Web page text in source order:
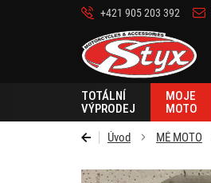
+421 905 203 392
Styx-
cz
TOTÁLNÍ
VÝPRODEJ
MOJE
MOTO
Úvod MÉ MOTO